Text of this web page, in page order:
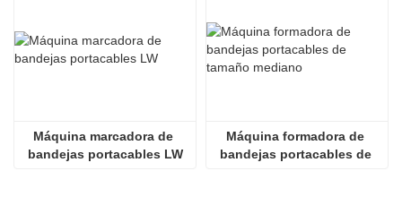
Máquina marcadora de
bandejas portacables LW
Máquina formadora de
bandejas portacables de